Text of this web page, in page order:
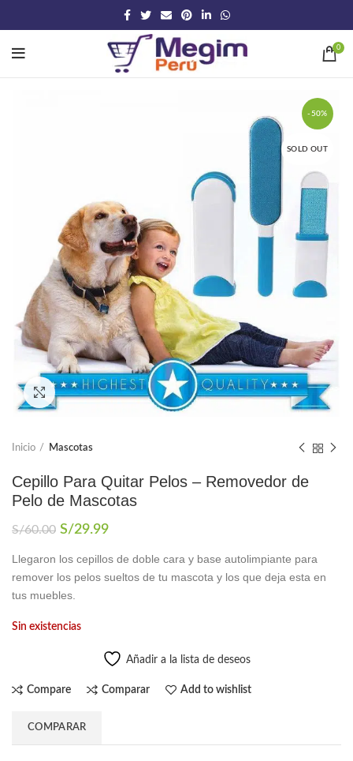
0
-50%
SOLD OUT
Click to enlarge
Inicio Mascotas
Cepillo Para Quitar Pelos – Removedor de
Pelo de Mascotas
S/60.00 El
original
era:
S/60.00.
S/29.99El
actual
es:
Llegaron los cepillos de doble cara y base autolimpiante para
remover los pelos sueltos de tu mascota y los que deja esta en
tus muebles.
Sin existencias
Añadir a la lista de deseos
Compare Comparar Add to wishlist
COMPARAR